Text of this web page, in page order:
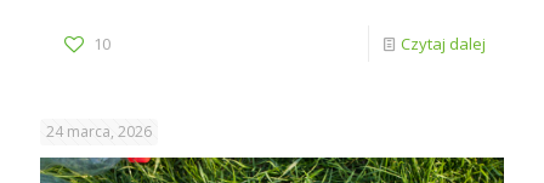
10 Czytaj dalej
24 marca, 2026